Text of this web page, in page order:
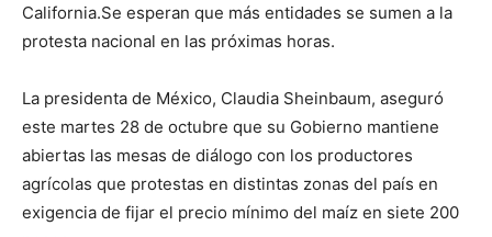
California.Se esperan que más entidades se sumen a la
protesta nacional en las próximas horas.
La presidenta de México, Claudia Sheinbaum, aseguró
este martes 28 de octubre que su Gobierno mantiene
abiertas las mesas de diálogo con los productores
agrícolas que protestas en distintas zonas del país en
exigencia de fijar el precio mínimo del maíz en siete 200